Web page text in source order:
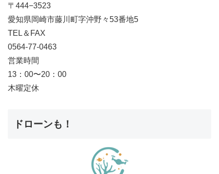
〒444−3523
愛知県岡崎市藤川町字沖野々53番地5
TEL＆FAX
0564-77-0463
営業時間
13：00〜20：00
木曜定休
ドローンも！